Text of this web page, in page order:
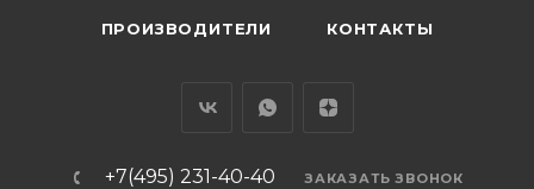
ПРОИЗВОДИТЕЛИ КОНТАКТЫ
+7(495) 231-40-40 ЗАКАЗАТЬ ЗВОНОК